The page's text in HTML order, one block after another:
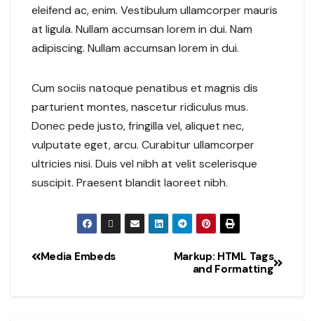
eleifend ac, enim. Vestibulum ullamcorper mauris
at ligula. Nullam accumsan lorem in dui. Nam
adipiscing. Nullam accumsan lorem in dui.
Cum sociis natoque penatibus et magnis dis
parturient montes, nascetur ridiculus mus.
Donec pede justo, fringilla vel, aliquet nec,
vulputate eget, arcu. Curabitur ullamcorper
ultricies nisi. Duis vel nibh at velit scelerisque
suscipit. Praesent blandit laoreet nibh.
Markup: HTML Tags
and Formatting
Media Embeds